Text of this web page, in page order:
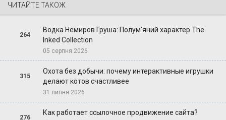
ЧИТАЙТЕ ТАКОЖ
264
Водка Немиров Груша: Полум'яний характер The
Inked Collection
05 серпня 2026
315
Охота без добычи: почему интерактивные игрушки
делают котов счастливее
31 липня 2026
276
Как работает ссылочное продвижение сайта?